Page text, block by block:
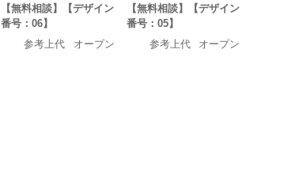
【無料相談】【デザイン
番号：06】
参考上代
オープン
【無料相談】【デザイン
番号：05】
参考上代
オープン